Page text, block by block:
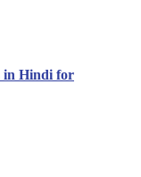
in Hindi for